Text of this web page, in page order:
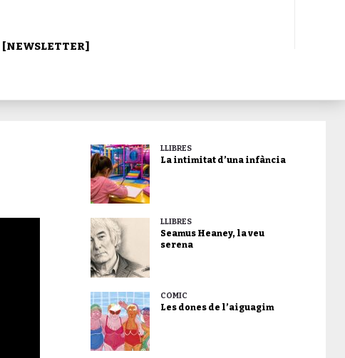
[NEWSLETTER]
LLIBRES
La intimitat d’una infància
LLIBRES
Seamus Heaney, la veu
serena
CÒMIC
Les dones de l’aiguagim